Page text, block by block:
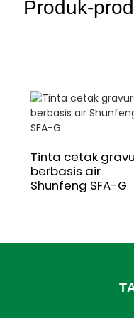
Produk-
Tinta cetak
berbasis air
Shunfeng SFA-G